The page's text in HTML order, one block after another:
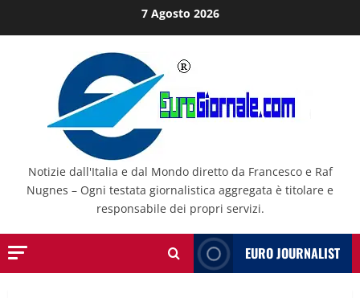
al
7 Agosto 2026
Notizie dall'Italia e dal Mondo diretto da Francesco e Raf
Nugnes – Ogni testata giornalistica aggregata è titolare e
responsabile dei propri servizi.
EURO JOURNALIST